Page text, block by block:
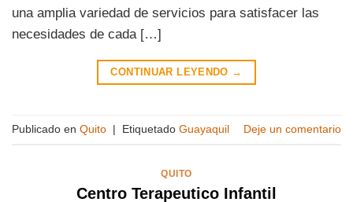
una amplia variedad de servicios para satisfacer las
necesidades de cada […]
CONTINUAR LEYENDO →
Publicado en Quito | Etiquetado Guayaquil Deje un comentario
QUITO
Centro Terapeutico Infantil